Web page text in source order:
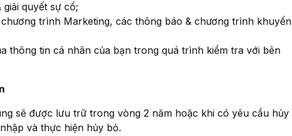
quyết sự cố;
trình Marketing, các thông báo & chương trình khuyến
thông tin cá nhân của bạn trong quá trình kiểm tra với bên
sẽ được lưu trữ trong vòng 2 năm hoặc khi có yêu cầu hủy
và thực hiện hủy bỏ.